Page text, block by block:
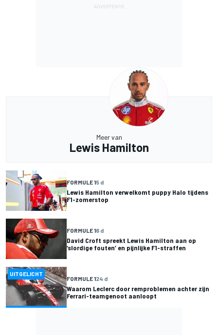
Meer van
Lewis Hamilton
FORMULE 15 d
Lewis Hamilton verwelkomt puppy Halo tijdens
F1-zomerstop
FORMULE 16 d
David Croft spreekt Lewis Hamilton aan op
‘slordige fouten’ en pijnlijke F1-straffen
UITGELICHT
FORMULE 124 d
Waarom Leclerc door remproblemen achter zijn
Ferrari-teamgenoot aanloopt